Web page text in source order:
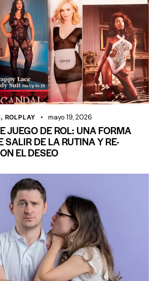
, ROLPLAY mayo 19, 2026
JUEGO DE ROL: UNA FORMA
SALIR DE LA RUTINA Y RE-
EL DESEO